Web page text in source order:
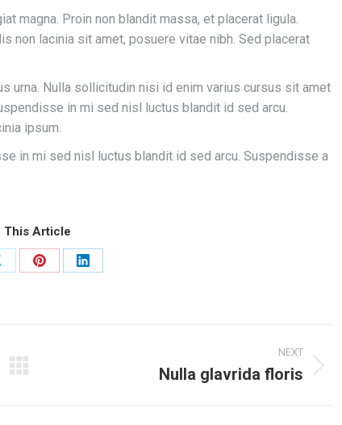
magna. Proin non blandit massa, et placerat ligula.
non lacinia sit amet, posuere vitae nibh. Sed placerat
urna. Nulla sollicitudin nisi id enim varius cursus sit amet
in mi sed nisl luctus blandit id sed arcu.
ipsum.
in mi sed nisl luctus blandit id sed arcu. Suspendisse a
This Article
Share
Share
NEXT
Nulla glavrida floris